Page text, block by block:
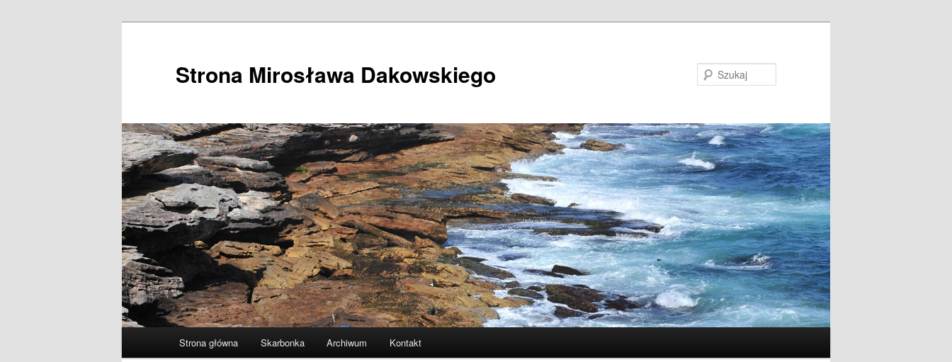
Strona Mirosława Dakowskiego
Strona główna Skarbonka Archiwum Kontakt